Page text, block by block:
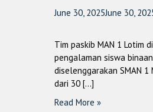
June 30, 2025June 30,
Tim paskib MAN 1 Lotim
pengalaman siswa
diselenggarakan SMAN
dari 30 […]
Read More »